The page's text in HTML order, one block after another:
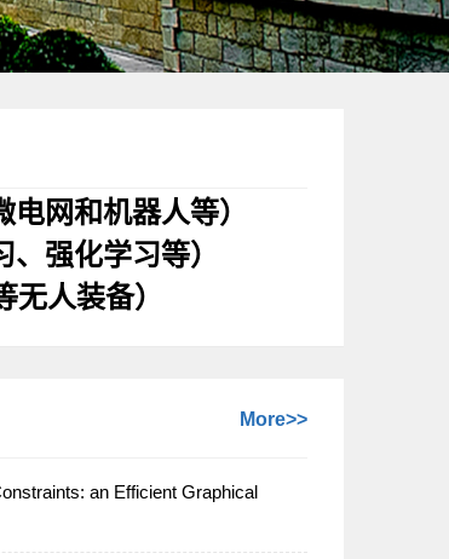
电网和机器人等）
、强化学习等）
人装备）
More>>
an Efficient Graphical